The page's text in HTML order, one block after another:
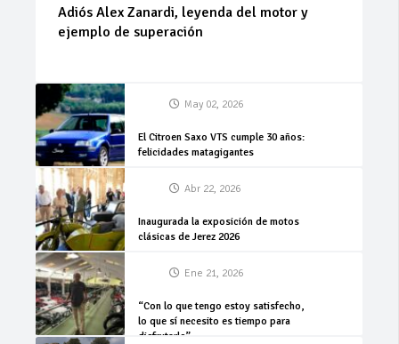
Adiós Alex Zanardi, leyenda del motor y
ejemplo de superación
May 02, 2026
El Citroen Saxo VTS cumple 30 años:
felicidades matagigantes
Abr 22, 2026
Inaugurada la exposición de motos
clásicas de Jerez 2026
Ene 21, 2026
“Con lo que tengo estoy satisfecho,
lo que sí necesito es tiempo para
disfrutarlo”